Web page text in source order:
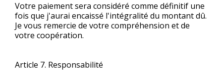
Votre paiement sera considéré comme définitif une
fois que j'aurai encaissé l'intégralité du montant dû.
Je vous remercie de votre compréhension et de
votre coopération.
Article 7. Responsabilité